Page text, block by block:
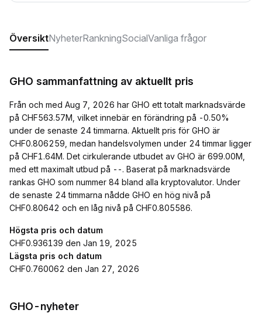
ÖversiktNyheterRankningSocialVanliga frågor
GHO sammanfattning av aktuellt pris
Från och med Aug 7, 2026 har GHO ett totalt marknadsvärde
på CHF563.57M, vilket innebär en förändring på -0.50%
under de senaste 24 timmarna. Aktuellt pris för GHO är
CHF0.806259, medan handelsvolymen under 24 timmar ligger
på CHF1.64M. Det cirkulerande utbudet av GHO är 699.00M,
med ett maximalt utbud på --. Baserat på marknadsvärde
rankas GHO som nummer 84 bland alla kryptovalutor. Under
de senaste 24 timmarna nådde GHO en hög nivå på
CHF0.80642 och en låg nivå på CHF0.805586.
Högsta pris och datum
CHF0.936139 den Jan 19, 2025
Lägsta pris och datum
CHF0.760062 den Jan 27, 2026
GHO-nyheter